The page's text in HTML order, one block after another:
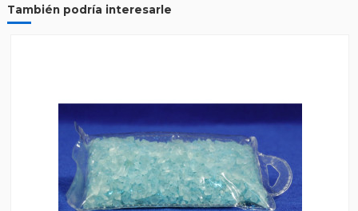
También podría interesarle